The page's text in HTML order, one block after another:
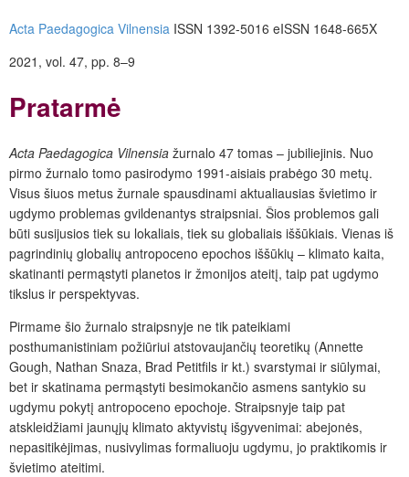
Acta Paedagogica Vilnensia ISSN 1392-5016 eISSN 1648-665X
2021, vol. 47, pp. 8–9
Pratarmė
Acta Paedagogica Vilnensia žurnalo 47 tomas – jubiliejinis. Nuo
pirmo žurnalo tomo pasirodymo 1991-aisiais prabėgo 30 metų.
Visus šiuos metus žurnale spausdinami aktualiausias švietimo ir
ugdymo problemas gvildenantys straipsniai. Šios problemos gali
būti susijusios tiek su lokaliais, tiek su globaliais iššūkiais. Vienas iš
pagrindinių globalių antropoceno epochos iššūkių – klimato kaita,
skatinanti permąstyti planetos ir žmonijos ateitį, taip pat ugdymo
tikslus ir perspektyvas.
Pirmame šio žurnalo straipsnyje ne tik pateikiami
posthumanistiniam požiūriui at­stovaujančių teoretikų (Annette
Gough, Nathan Snaza, Brad Petitfils ir kt.) svarstymai ir siūlymai,
bet ir skatinama permąstyti besimokančio asmens santykio su
ugdymu pokytį antropoceno epochoje. Straipsnyje taip pat
atskleidžiami jaunųjų klimato aktyvistų išgyvenimai: abejonės,
nepasitikėjimas, nusivylimas formaliuoju ugdymu, jo praktikomis ir
švietimo ateitimi.